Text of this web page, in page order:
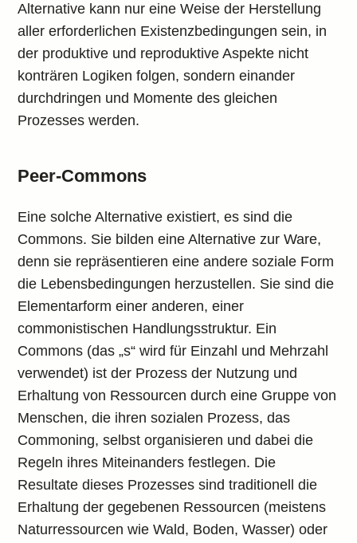
Alternative kann nur eine Weise der Herstellung
aller erforderlichen Existenzbedingungen sein, in
der produktive und reproduktive Aspekte nicht
konträren Logiken folgen, sondern einander
durchdringen und Momente des gleichen
Prozesses werden.
Peer-Commons
Eine solche Alternative existiert, es sind die
Commons. Sie bilden eine Alternative zur Ware,
denn sie repräsentieren eine andere soziale Form
die Lebensbedingungen herzustellen. Sie sind die
Elementarform einer anderen, einer
commonistischen Handlungsstruktur. Ein
Commons (das „s“ wird für Einzahl und Mehrzahl
verwendet) ist der Prozess der Nutzung und
Erhaltung von Ressourcen durch eine Gruppe von
Menschen, die ihren sozialen Prozess, das
Commoning, selbst organisieren und dabei die
Regeln ihres Miteinanders festlegen. Die
Resultate dieses Prozesses sind traditionell die
Erhaltung der gegebenen Ressourcen (meistens
Naturressourcen wie Wald, Boden, Wasser) oder